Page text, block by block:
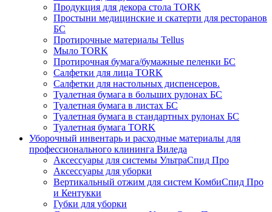
Продукция для декора стола TORK
Простыни медицинские и скатерти для ресторанов
БС
Протирочные материалы Tellus
Мыло TORK
Протирочная бумага/бумажные пеленки БС
Салфетки для лица TORK
Салфетки для настольных диспенсеров.
Туалетная бумага в больших рулонах БС
Туалетная бумага в листах БС
Туалетная бумага в стандартных рулонах БС
Туалетная бумага TORK
Уборочный инвентарь и расходные материалы для
профессионального клининга Виледа
Аксессуары для системы УльтраСпид Про
Аксессуары для уборки
Вертикальный отжим для систем КомбиСпид Про
и Кентукки
Губки для уборки